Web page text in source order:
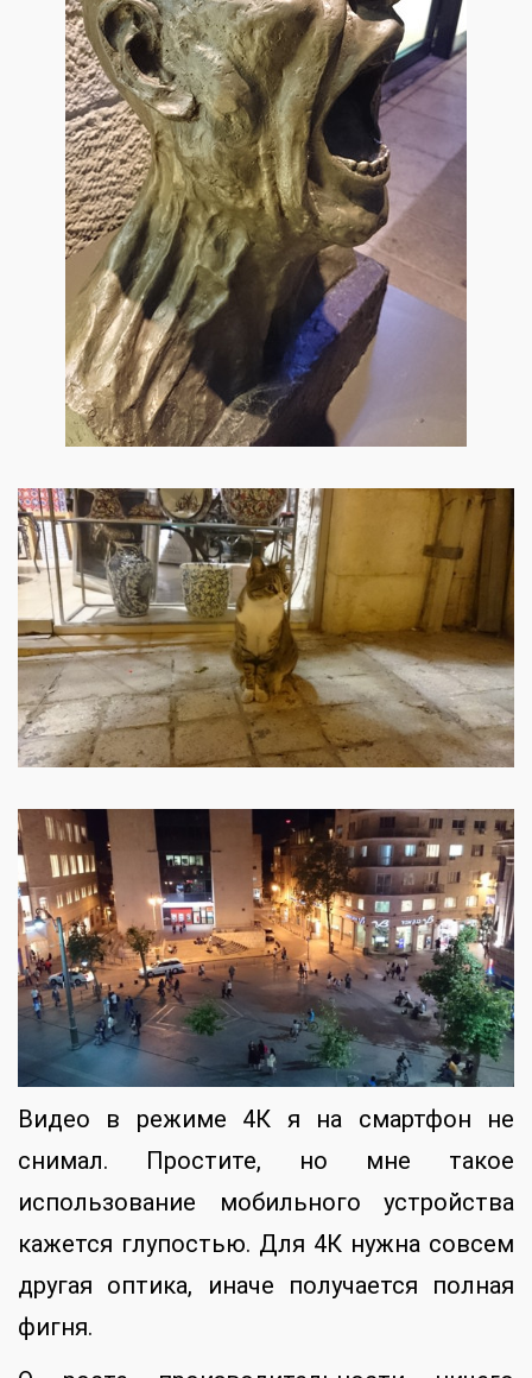
Видео в режиме 4К я на смартфон не
снимал. Простите, но мне такое
использование мобильного устройства
кажется глупостью. Для 4К нужна совсем
другая оптика, иначе получается полная
фигня.